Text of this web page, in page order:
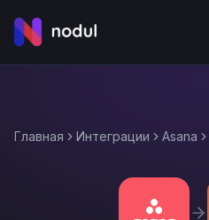
Главная Интеграции Asana